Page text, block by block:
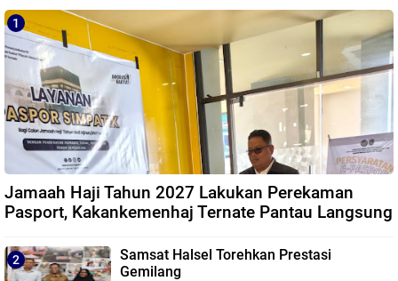
Jamaah Haji Tahun 2027 Lakukan Perekaman
Pasport, Kakankemenhaj Ternate Pantau Langsung
Samsat Halsel Torehkan Prestasi
Gemilang